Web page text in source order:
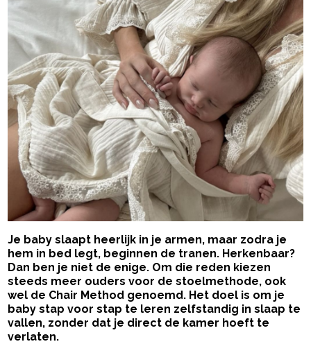
Je baby slaapt heerlijk in je armen, maar zodra je
hem in bed legt, beginnen de tranen. Herkenbaar?
Dan ben je niet de enige. Om die reden kiezen
steeds meer ouders voor de stoelmethode, ook
wel de Chair Method genoemd. Het doel is om je
baby stap voor stap te leren zelfstandig in slaap te
vallen, zonder dat je direct de kamer hoeft te
verlaten.